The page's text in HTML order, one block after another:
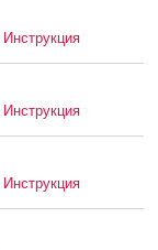
Инструкция
Инструкция
Инструкция